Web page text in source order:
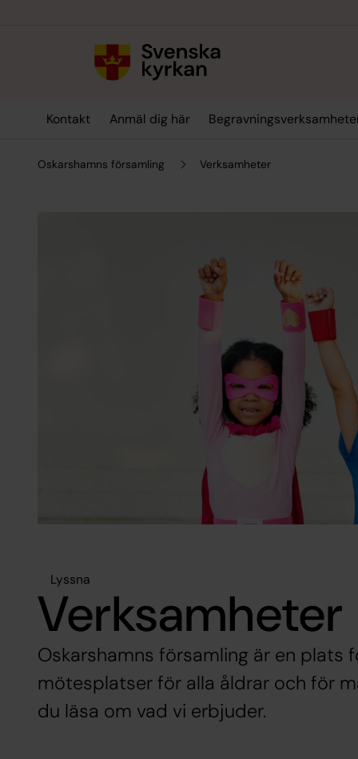
Kontakt Anmäl dig här
Oskarshamns församling Verksamheter
Lyssna
Verksamheter
Oskarshamns församling är en plats
mötesplatser för alla åldrar och för
du läsa om vad vi erbjuder.